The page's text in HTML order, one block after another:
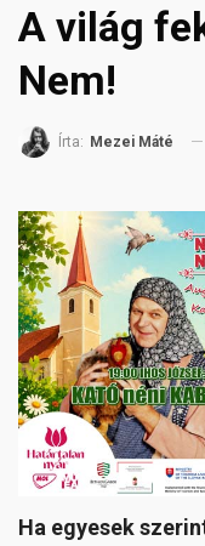
A világ
Nem!
Írta: Mezei Máté
Ha egyesek